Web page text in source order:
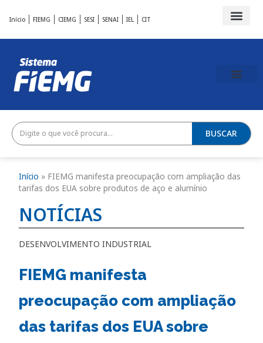
Início FIEMG CIEMG SESI SENAI IEL CIT
BUSCAR
Início » FIEMG manifesta preocupação com ampliação das
tarifas dos EUA sobre produtos de aço e alumínio
NOTÍCIAS
DESENVOLVIMENTO INDUSTRIAL
FIEMG manifesta
preocupação com ampliação
das tarifas dos EUA sobre